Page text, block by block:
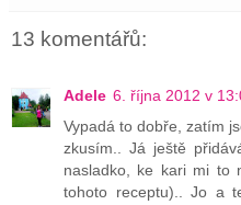
13 komentářů:
Adele 6. října 2012 v
Vypadá to dobře, zatím
zkusím.. Já ještě
nasladko, ke kari mi to
tohoto receptu).. Jo a